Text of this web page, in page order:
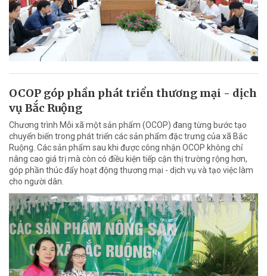
OCOP góp phần phát triển thương mại - dịch
vụ Bắc Ruộng
Chương trình Mỗi xã một sản phẩm (OCOP) đang từng bước tạo
chuyển biến trong phát triển các sản phẩm đặc trưng của xã Bắc
Ruộng. Các sản phẩm sau khi được công nhận OCOP không chỉ
nâng cao giá trị mà còn có điều kiện tiếp cận thị trường rộng hơn,
góp phần thúc đẩy hoạt động thương mại - dịch vụ và tạo việc làm
cho người dân.